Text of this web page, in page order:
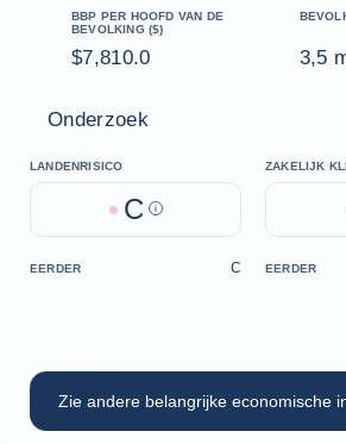
BBP PER HOOFD VAN DE
BEVOLKING ($)
$7,810.0 3,5
Onderzoek
LANDENRISICO
C Help
ZAKELIJK
EERDER C EERDER
Zie andere belangrijke economische